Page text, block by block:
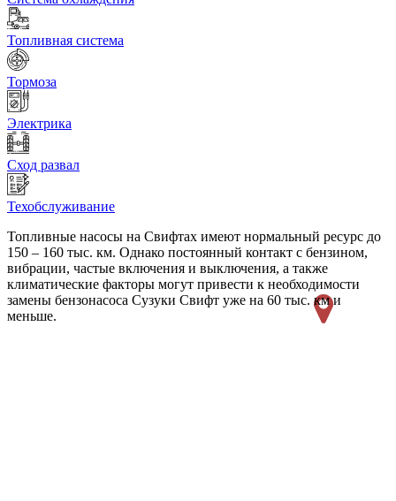
Топливная система
Тормоза
Электрика
Сход развал
Техобслуживание
Топливные насосы на Свифтах имеют нормальный ресурс до
150 – 160 тыс. км. Однако постоянный контакт с бензином,
вибрации, частые включения и выключения, а также
климатические факторы могут привести к необходимости
замены бензонасоса Сузуки Свифт уже на 60 тыс. км и
меньше.